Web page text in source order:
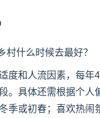
村什么时候去最好？
度和人流因素，每年
。具体还需根据个人
季或初春；喜欢热闹